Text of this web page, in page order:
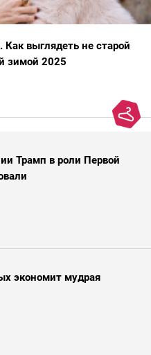
выглядеть не старой
зимой 2025
Трамп в роли Первой
экономит мудрая